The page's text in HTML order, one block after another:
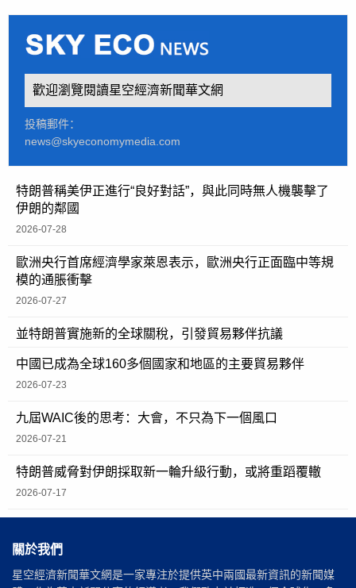
歡迎瀏覽閱讀星空經濟新聞華文網
投稿郵件：
news@skyeconomymedia.com
特朗普稱美伊正進行“良好對話”，與此同時無人機襲擊了
伊朗的鄰國
2026-07-28
歐洲央行首席經濟學家萊恩表示，歐洲央行正面臨中等規
模的通脹衝擊
2026-07-27
並特朗普實施新的全球關稅，引發貿易夥伴抗議
中國已成為全球160多個國家和地區的主要貿易夥伴
2026-07-23
九屆WAIC後的思考：大會，不只為下一個風口
2026-07-21
特朗普威脅對伊朗採取新一輪升級行動，或將重蹈覆轍
2026-07-17
關於我們
星空經濟新聞華文網是一家專注於提供英中兩國最新資訊的新聞媒